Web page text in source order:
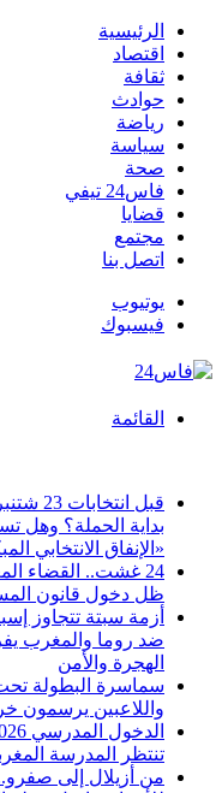
الرئيسية
اقتصاد
ثقافة
حوادث
رياضة
سياسة
صحة
فاس24 تيفي
قضايا
مجتمع
اتصل بنا
يوتيوب
فيسبوك
القائمة
قبل
بداية الحملة؟ وهل
«الإنفاق الانتخابي
24 غشت.. القضاء
ظل دخول قانون
أزمة سبتة تتجاوز
ضد روما والمغرب
الهجرة والأمن
سماسرة البطولة
واللاعبين يرسمون
تنتظر المدرسة
من أزيلال إلى